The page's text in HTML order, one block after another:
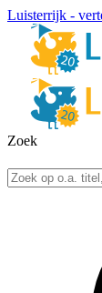
Luisterrijk -
Zoek